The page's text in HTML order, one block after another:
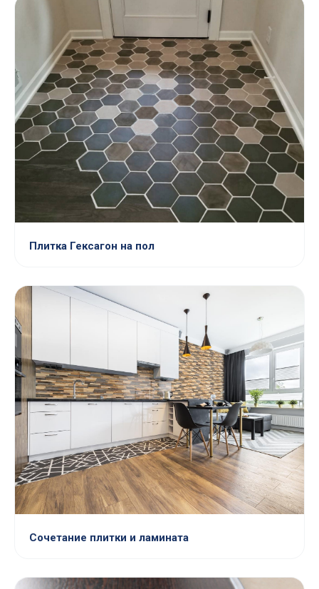
Плитка Гексагон на пол
Сочетание плитки и ламината